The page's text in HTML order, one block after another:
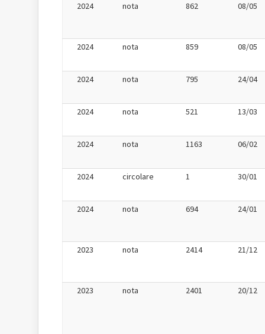
2024 nota 862 08/05
2024 nota 859 08/05
2024 nota 795 24/04
2024 nota 521 13/03
2024 nota 1163 06/02
2024 circolare 1 30/01
2024 nota 694 24/01
2023 nota 2414 21/12
2023 nota 2401 20/12